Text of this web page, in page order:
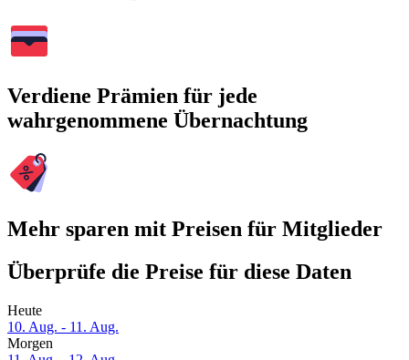
Verdiene Prämien für jede
wahrgenommene Übernachtung
Mehr sparen mit Preisen für Mitglieder
Überprüfe die Preise für diese Daten
Heute
10. Aug. - 11. Aug.
Morgen